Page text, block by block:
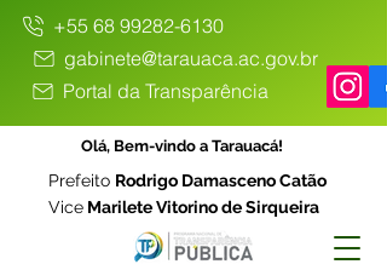
+55 68 99282-6130
gabinete@tarauaca.ac.gov.br
Portal da Transparência
Olá, Bem-vindo a Tarauacá!
Prefeito Rodrigo Damasceno Catão
Vice Marilete Vitorino de Sirqueira